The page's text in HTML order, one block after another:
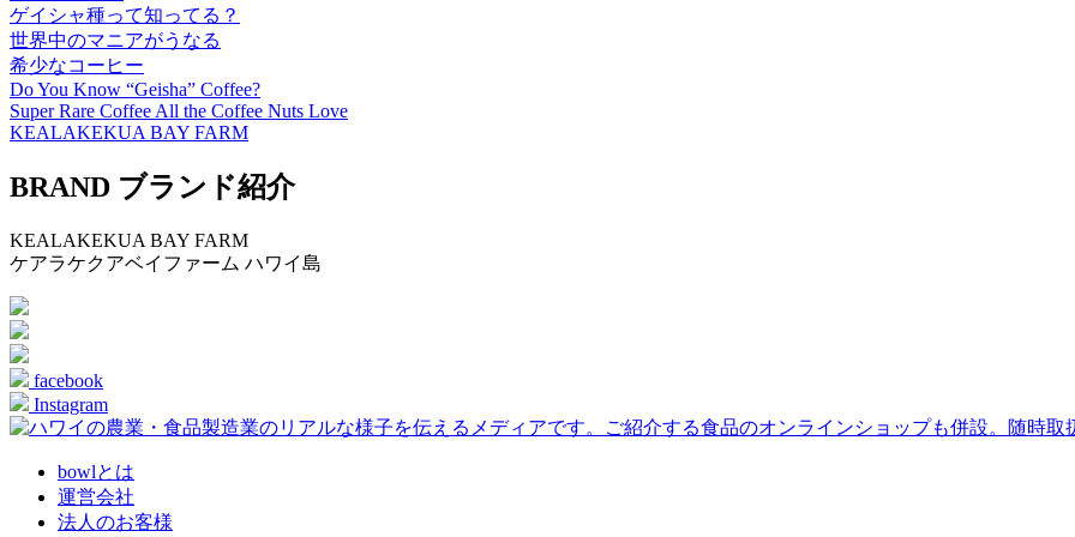
ゲイシャ種って知ってる？
世界中のマニアがうなる
希少なコーヒー
Do You Know “Geisha” Coffee?
Super Rare Coffee All the Coffee Nuts Love
KEALAKEKUA BAY FARM
BRAND ブランド紹介
KEALAKEKUA BAY FARM
ケアラケクアベイファーム ハワイ島
facebook
Instagram
bowlとは
運営会社
法人のお客様